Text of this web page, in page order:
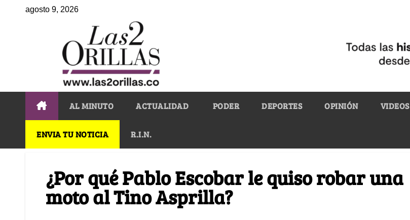
agosto 9, 2026
AL MINUTO ACTUALIDAD PODER DEPORTES OPINIÓN VIDEOS
ENVIA TU NOTICIA R.I.N.
¿Por qué Pablo Escobar le quiso robar una
moto al Tino Asprilla?